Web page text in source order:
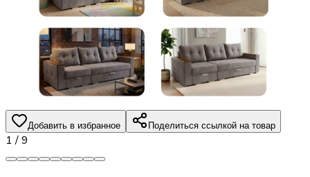
Добавить в избранное Поделиться ссылкой на товар
1 /9